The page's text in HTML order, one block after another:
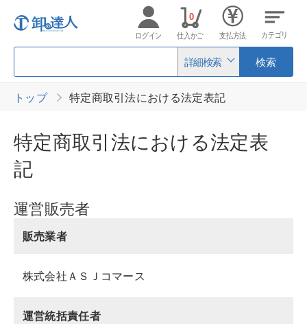
詳細検索 検索
ログイン 仕入かご
0
支払方法 カテゴリ
トップ 特定商取引法における法定表記
特定商取引法における法定表
記
運営販売者
販売業者
株式会社ＡＳＪコマース
運営統括責任者